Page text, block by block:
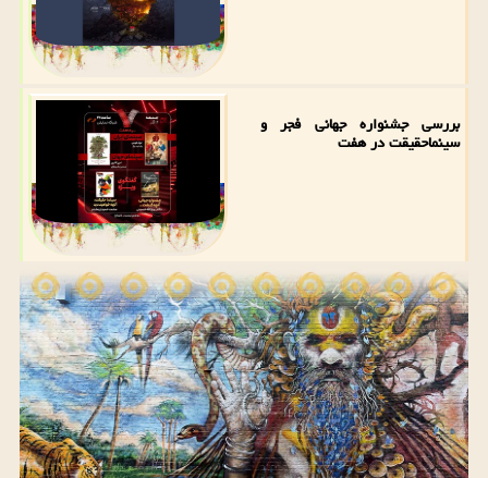
بررسی جشنواره جهانی فجر و
سینماحقیقت در هفت